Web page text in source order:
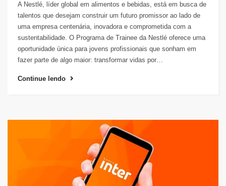
A Nestlé, líder global em alimentos e bebidas, está em busca de
talentos que desejam construir um futuro promissor ao lado de
uma empresa centenária, inovadora e comprometida com a
sustentabilidade. O Programa de Trainee da Nestlé oferece uma
oportunidade única para jovens profissionais que sonham em
fazer parte de algo maior: transformar vidas por…
Continue lendo